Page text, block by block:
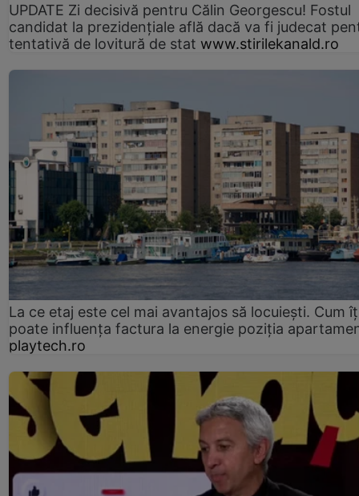
UPDATE Zi decisivă pentru Călin Georgescu! Fostul
candidat la prezidențiale află dacă va fi judecat
tentativă de lovitură de stat www.stirilekanald.ro
La ce etaj este cel mai avantajos să locuiești. Cum
poate influența factura la energie poziția
playtech.ro